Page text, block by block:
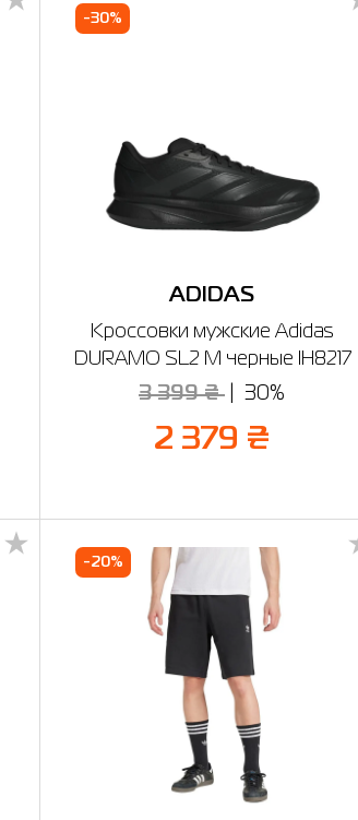
-30%
ADIDAS
Кроссовки мужские Adidas
DURAMO SL2 M черные IH8217
3 399 ₴ 30%
2 379 ₴
-20%